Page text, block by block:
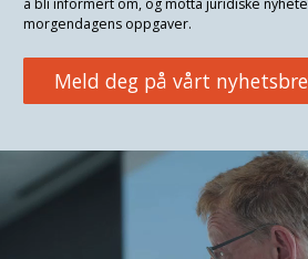
morgendagens oppgaver.
Meld deg på vårt